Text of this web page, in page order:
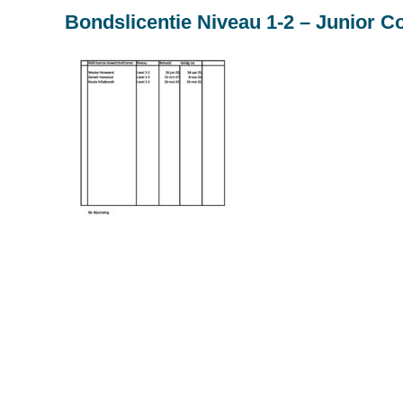
Bondslicentie Niveau 1-2 – Junior